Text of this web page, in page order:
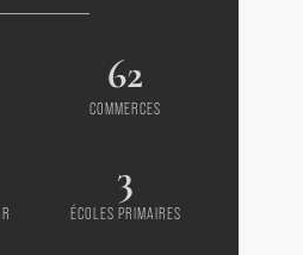
62
COMMERCES
3
ÉCOLES PRIMAIRES